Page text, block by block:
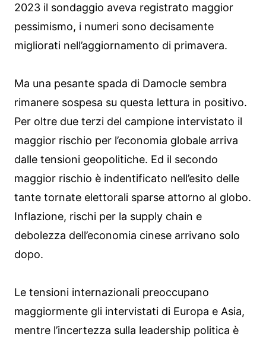
2023 il sondaggio aveva registrato maggior
pessimismo, i numeri sono decisamente
migliorati nell’aggiornamento di primavera.
Ma una pesante spada di Damocle sembra
rimanere sospesa su questa lettura in positivo.
Per oltre due terzi del campione intervistato il
maggior rischio per l’economia globale arriva
dalle tensioni geopolitiche. Ed il secondo
maggior rischio è indentificato nell’esito delle
tante tornate elettorali sparse attorno al globo.
Inflazione, rischi per la supply chain e
debolezza dell’economia cinese arrivano solo
dopo.
Le tensioni internazionali preoccupano
maggiormente gli intervistati di Europa e Asia,
mentre l’incertezza sulla leadership politica è